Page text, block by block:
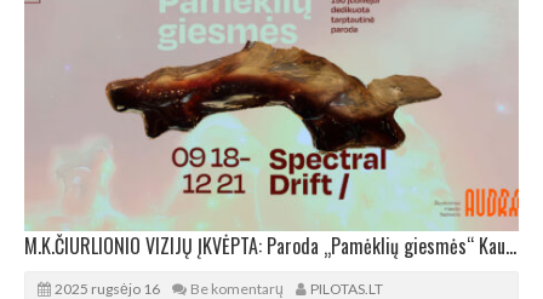
M.K.ČIURLIONIO VIZIJŲ ĮKVĖPTA: Paroda „Pamėklių giesmės“ Kaune
2025 rugsėjo 16 Be komentarų PILOTAS.LT